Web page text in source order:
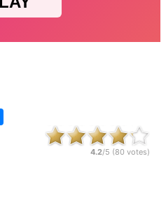
4.2/5 (80 votes)